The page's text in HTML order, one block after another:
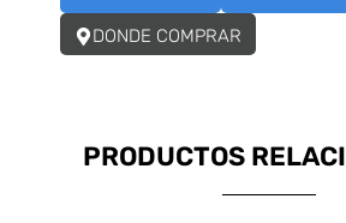
DONDE COMPRAR
PRODUCTOS